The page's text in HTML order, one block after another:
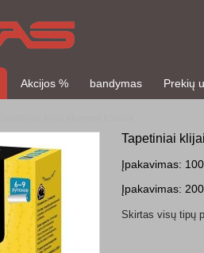
Akcijos % bandymas Prekių
Tapetiniai
Įpakavimas:
Įpakavimas:
Skirtas visų tipų